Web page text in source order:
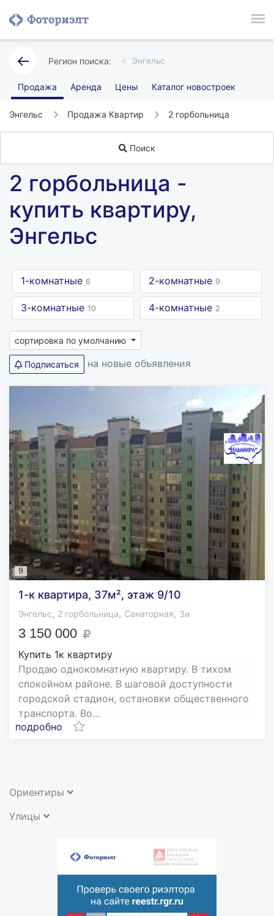
Энгельс
Продажа Аренда Цены Каталог новостроек
Энгельс Продажа Квартир 2 горбольница
Поиск
2 горбольница -
купить квартиру,
Энгельс
1-комнатные 6 2-комнатные 9
3-комнатные 10 4-комнатные 2
сортировка по умолчанию
Подписаться на новые объявления
9
1-к квартира, 37м², этаж 9/10
Энгельс, 2 горбольница, Санаторная, 3и
3 150 000
Купить 1к квартиру
Продаю однокомнатную квартиру. В тихом
спокойном районе. В шаговой доступности
городской стадион, остановки общественного
транспорта. Во...
подробно
Ориентиры
Улицы